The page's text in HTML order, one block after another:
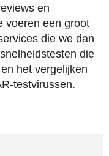
en
voeren een groot
die we dan
die
het vergelijken
testvirussen.